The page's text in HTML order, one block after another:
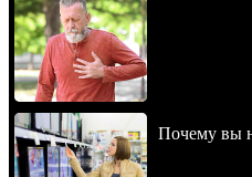
Почему вы